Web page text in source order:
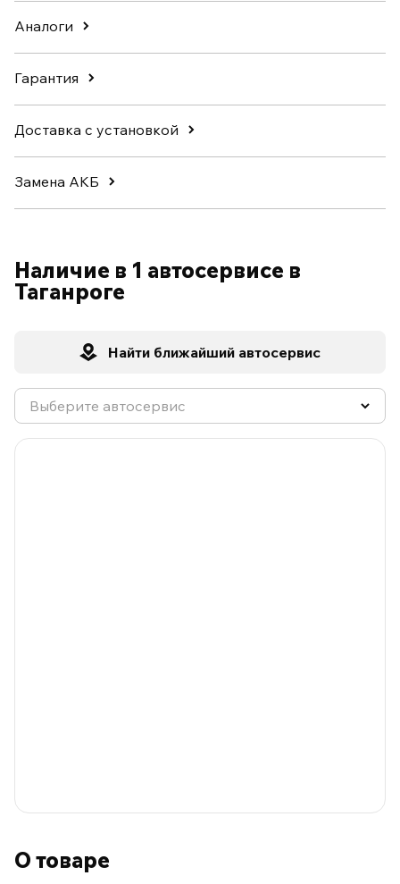
Аналоги
Гарантия
Доставка с установкой
Замена АКБ
Наличие в 1 автосервисе в
Таганроге
Найти ближайший автосервис
О товаре